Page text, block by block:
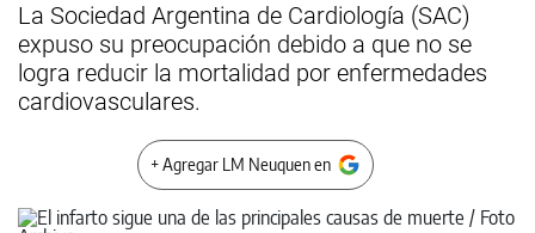
La Sociedad Argentina de Cardiología (SAC)
expuso su preocupación debido a que no se
logra reducir la mortalidad por enfermedades
cardiovasculares.
+ Agregar LM Neuquen en